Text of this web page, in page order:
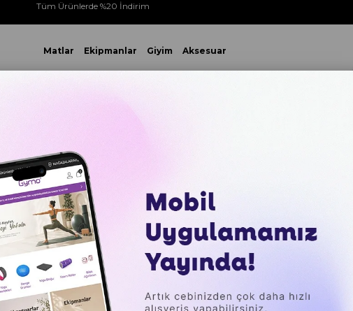
Tüm Ürünlerde %20 İndirim
Matlar Ekipmanlar Giyim Aksesuar
Gymo Pro Series Çantalı Direnç Bandı Fitness Pilates Esnetme Lastiği
Gymo Pro
Bandı
Lastiği 5'li Set
₺859,00
Sepette %20 İndirim
`den başlayan